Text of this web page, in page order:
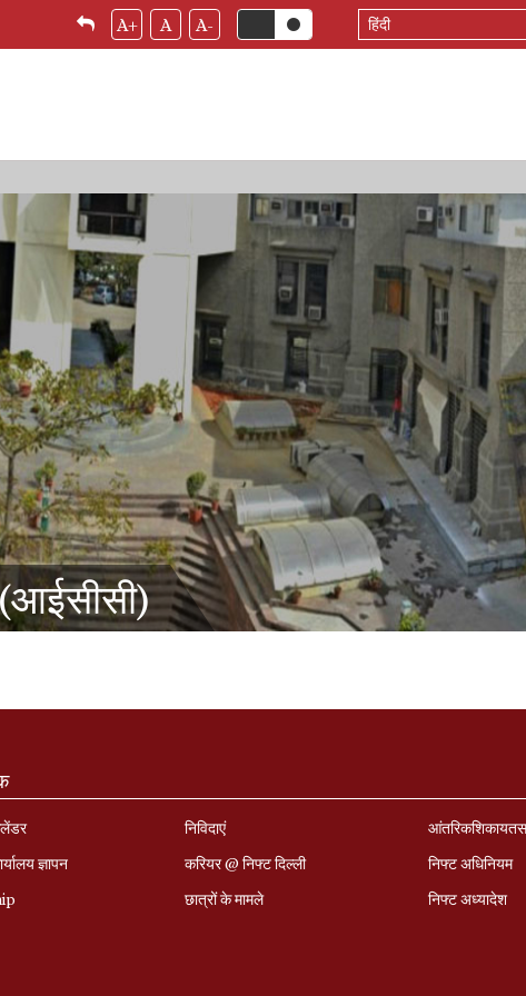
A+ A A-
Select
your
ज्ञापन
निविदाएं
करियर @ निफ्ट दिल्ली
छात्रों के मामले
निफ्ट अधिनियम
निफ्ट अध्‍यादेश